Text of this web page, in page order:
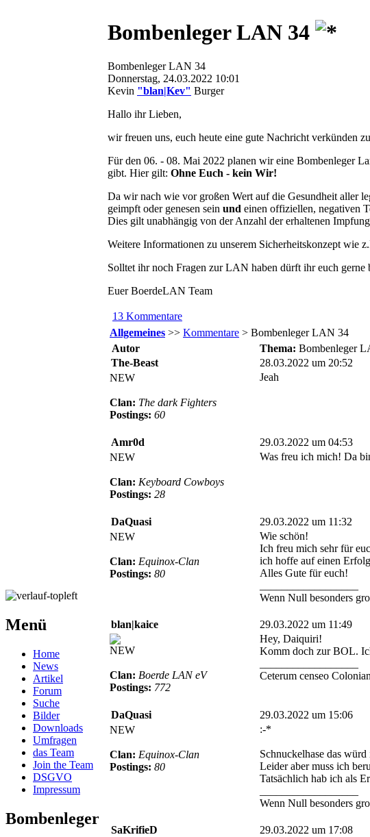
Menü
Home
News
Artikel
Forum
Suche
Bilder
Downloads
Umfragen
das Team
Join the Team
DSGVO
Impressum
Bombenleger
Bombenleger LAN 34
Bombenleger LAN 34
Donnerstag, 24.03.2022 10:01
Kevin "blan|Kev" Burger
Hallo ihr Lieben,
wir freuen uns, euch heute eine gute Nachricht verkünden
Für den 06. - 08. Mai 2022 planen wir eine Bombenleger
gibt. Hier gilt: Ohne Euch - kein Wir!
Da wir nach wie vor großen Wert auf die Gesundheit aller
geimpft oder genesen sein und einen offiziellen, negativen
Dies gilt unabhängig von der Anzahl der erhaltenen
Weitere Informationen zu unserem Sicherheitskonzept wie
Solltet ihr noch Fragen zur LAN haben dürft ihr euch gerne
Euer BoerdeLAN Team
13 Kommentare
Allgemeines >> Kommentare > Bombenleger LAN 34
Autor
Thema: Bombenleger
The-Beast
28.03.2022 um 20:52
NEW
Clan: The dark Fighters
Postings: 60
Jeah
Amr0d
29.03.2022 um 04:53
NEW
Clan: Keyboard Cowboys
Postings: 28
Was freu ich mich! Da
DaQuasi
29.03.2022 um 11:32
NEW
Clan: Equinox-Clan
Postings: 80
Wie schön!
Ich freu mich sehr für
ich hoffe auf einen
Alles Gute für euch!
Wenn Null besonders
blan|kaice 29.03.2022 um 11:49
NEW
Clan: Boerde LAN eV
Postings: 772
Hey, Daiquiri!
Komm doch zur BOL.
Ceterum censeo
DaQuasi
29.03.2022 um 15:06
NEW
Clan: Equinox-Clan
Postings: 80
:-*
Schnuckelhase das
Leider aber muss ich
Tatsächlich hab ich als
Wenn Null besonders
SaKrifieD
29.03.2022 um 17:08